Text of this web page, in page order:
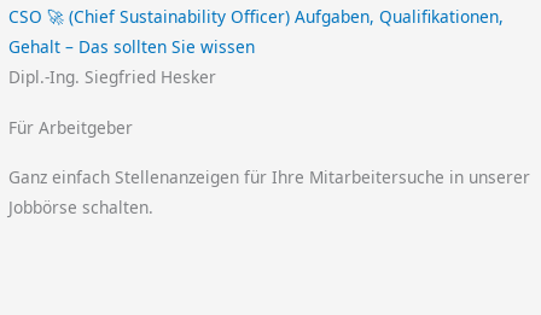
CSO 🚀 (Chief Sustainability Officer) Aufgaben, Qualifikationen,
Gehalt – Das sollten Sie wissen
Dipl.-Ing. Siegfried Hesker
Für Arbeitgeber
Ganz einfach Stellenanzeigen für Ihre Mitarbeitersuche in unserer
Jobbörse schalten.